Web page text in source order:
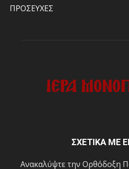
ΠΡΟΣΕΥΧΕΣ
ΣΧΕΤΙΚΑ ΜΕ
Ανακαλύψτε την Ορθόδοξη